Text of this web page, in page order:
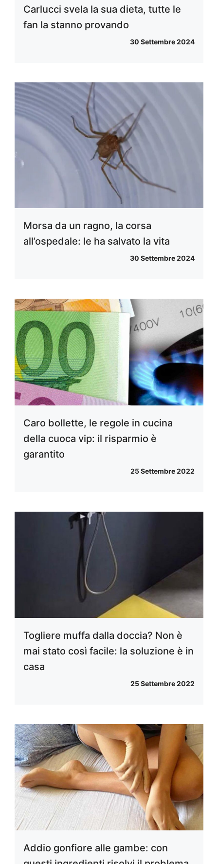
Carlucci svela la sua dieta, tutte le
fan la stanno provando
30 Settembre 2024
Morsa da un ragno, la corsa
all’ospedale: le ha salvato la vita
30 Settembre 2024
Caro bollette, le regole in cucina
della cuoca vip: il risparmio è
garantito
25 Settembre 2022
Togliere muffa dalla doccia? Non è
mai stato così facile: la soluzione è in
casa
25 Settembre 2022
Addio gonfiore alle gambe: con